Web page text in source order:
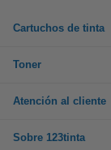
Cartuchos de tinta
Toner
Atención al cliente
Sobre 123tinta